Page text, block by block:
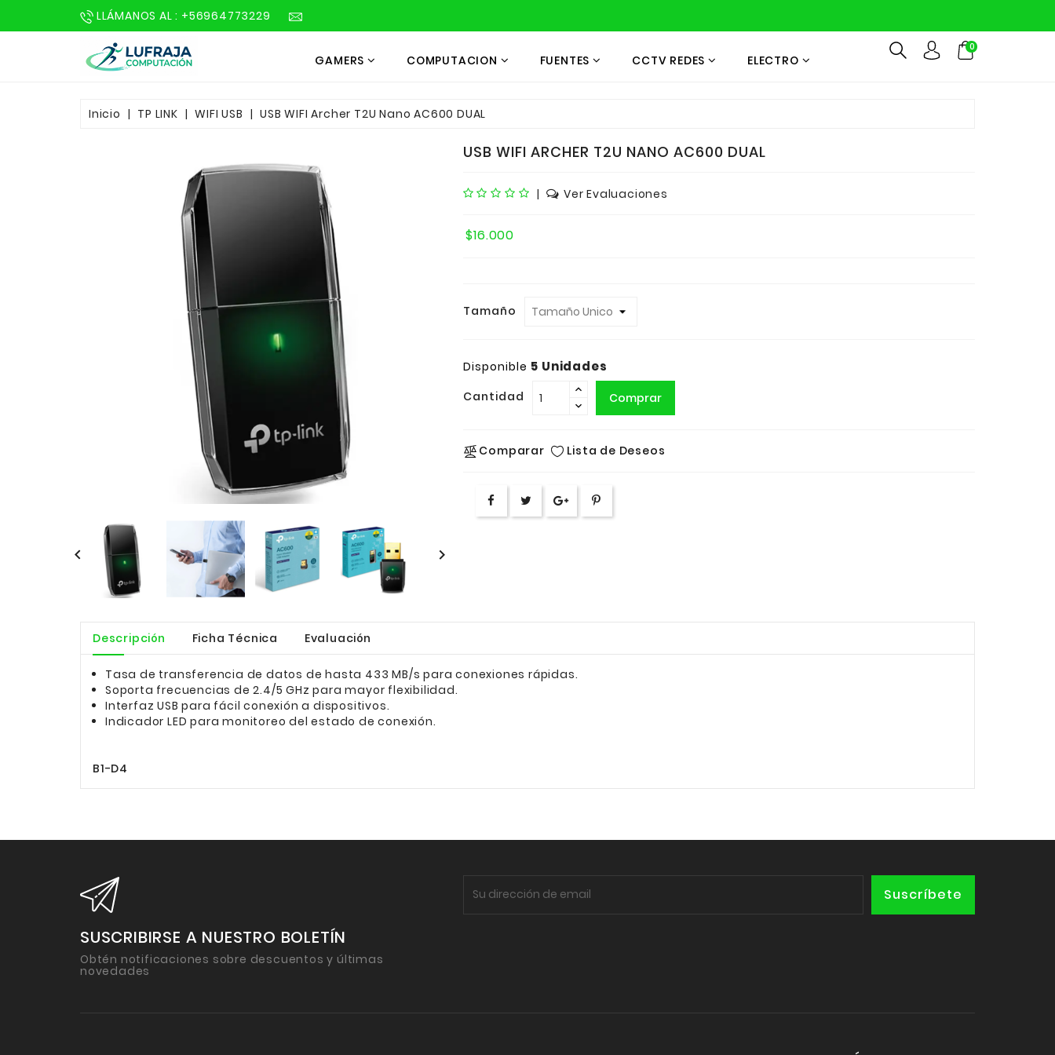
LLÁMANOS AL : +56964773229
GAMERS COMPUTACION FUENTES CCTV REDES ELECTRO
0
Inicio TP LINK WIFI USB USB WIFI Archer T2U Nano AC600 DUAL
 
USB WIFI ARCHER T2U NANO AC600 DUAL
| Ver Evaluaciones
$16.000
Tamaño
Disponible 5 Unidades
Cantidad Comprar
Comparar Lista de Deseos
Descripción Ficha Técnica Evaluación
Tasa de transferencia de datos de hasta 433 MB/s para conexiones rápidas.
Soporta frecuencias de 2.4/5 GHz para mayor flexibilidad.
Interfaz USB para fácil conexión a dispositivos.
Indicador LED para monitoreo del estado de conexión.
B1-D4
SUSCRIBIRSE A NUESTRO BOLETÍN
Obtén notificaciones sobre descuentos y últimas
novedades